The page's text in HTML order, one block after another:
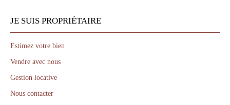
JE SUIS PROPRIÉTAIRE
Estimez votre bien
Vendre avec nous
Gestion locative
Nous contacter